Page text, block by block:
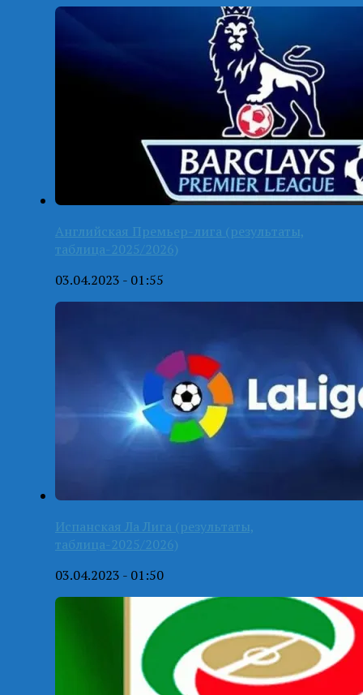
Английская Премьер-лига (результаты,
таблица-2025/2026)
03.04.2023 - 01:55
Испанская Ла Лига (результаты,
таблица-2025/2026)
03.04.2023 - 01:50